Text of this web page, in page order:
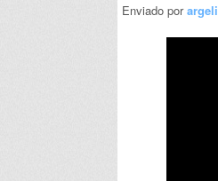
Enviado por